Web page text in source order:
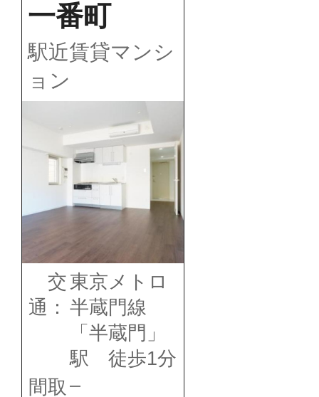
一番町
駅近賃貸マンシ
ョン
交
通：
東京メトロ
半蔵門線
「半蔵門」
駅 徒歩1分
間取 –